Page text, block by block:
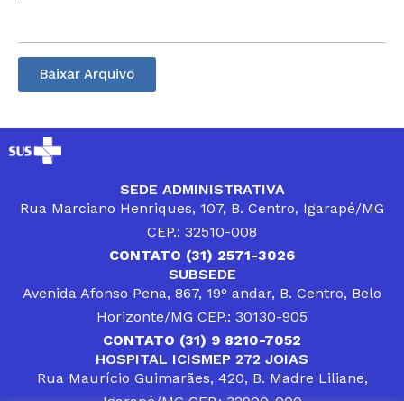
Baixar Arquivo
SEDE ADMINISTRATIVA
Rua Marciano Henriques, 107, B. Centro, Igarapé/MG
CEP.: 32510-008
CONTATO (31) 2571-3026
SUBSEDE
Avenida Afonso Pena, 867, 19° andar, B. Centro, Belo
Horizonte/MG CEP.: 30130-905
CONTATO (31) 9 8210-7052
HOSPITAL ICISMEP 272 JOIAS
Rua Maurício Guimarães, 420, B. Madre Liliane,